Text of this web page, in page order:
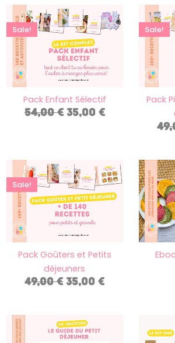
Sale!
Pack Enfant Sélectif
54,00€
Le
prix
initial
était :
54,00 €.
35,00 €
Le
prix
actuelSale!
Pack
Sale!
Pack Goûters et Petits
déjeuners
49,00€
Le
prix
initial
était :
49,00 €.
35,00€
Le
prix
actuel
est :
35,00 €.